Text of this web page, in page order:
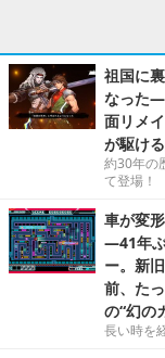
祖国に
なった
面リメ
が駆け
約30年の
て登場！
車が変
―41年ぶ
ー。新
前、た
の“幻の
長い時を